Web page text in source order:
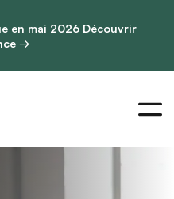
en mai 2026 Découvrir
→